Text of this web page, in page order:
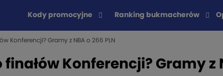
Kody promocyjne Ranking bukmacherów
Konferencji? Gramy z NBA o 266 PLN
Konferencji? Gramy z